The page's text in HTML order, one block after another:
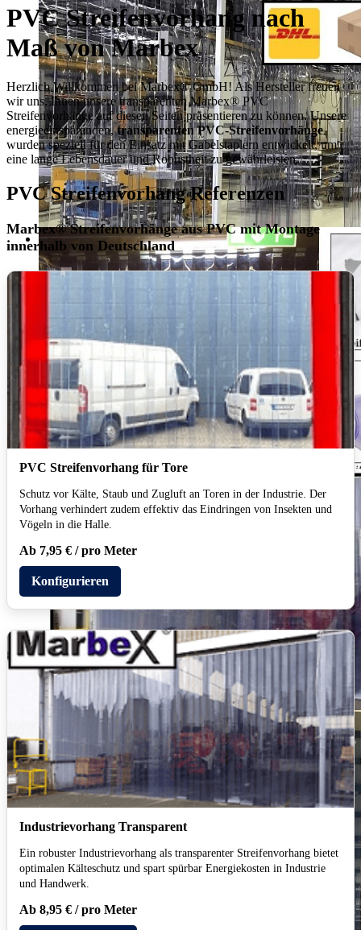
PVC Streifenvorhang nach
Maß von Marbex
Herzlich Willkommen bei Marbex® GmbH! Als Hersteller freuen
wir uns, Ihnen unsere transparenten Marbex® PVC
Streifenvorhänge auf diesen Seiten präsentieren zu können. Unsere
energieeinsparenden,transparenten PVC-Streifenvorhänge
wurden speziell für den Einsatz mit Gabelstaplern entwickelt, um
eine lange Lebensdauer und Robustheit zu gewährleisten.
PVC Streifenvorhang Referenzen
Marbex® Streifenvorhänge aus PVC mit Montage
innerhalb von Deutschland
PVC Streifenvorhang für Tore
Schutz vor Kälte, Staub und Zugluft an Toren in der Industrie. Der
Vorhang verhindert zudem effektiv das Eindringen von Insekten und
Vögeln in die Halle.
Ab 7,95 € / pro Meter
Konfigurieren
Industrievorhang Transparent
Ein robuster Industrievorhang als transparenter Streifenvorhang bietet
optimalen Kälteschutz und spart spürbar Energiekosten in Industrie
und Handwerk.
Ab 8,95 € / pro Meter